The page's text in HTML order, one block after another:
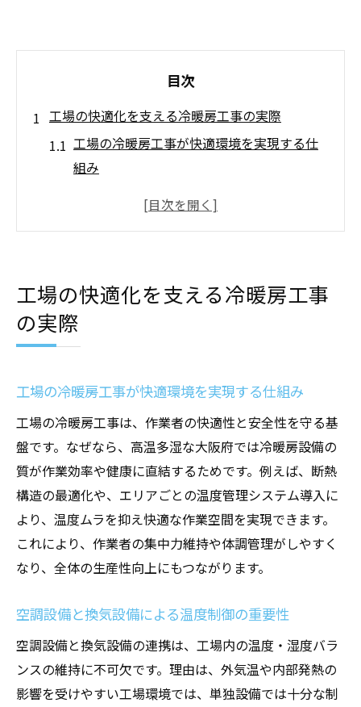
目次
工場の快適化を支える冷暖房工事の実際
工場の冷暖房工事が快適環境を実現する仕
組み
空調設備と換気設備による温度制御の重要
冷暖房工事と換気設備の連携で省エネを実
現
工場の空調設備選びと快適性向上の秘訣
空調設備と換気設備の最新動向を解説
最新の工場用空調設備がもたらす効率化
換気設備の進化と工場環境への影響
冷暖房工事の新技術が店舗設計に与える効
果
工場の空調設備で注目すべき省エネ機能
効率的な換気設備導入のポイント解説
法
店舗設計に活かす効率的な空調システム
店舗設計と工場空調設備の最適な組み合わ
せ
工場の快適化を支える冷暖房工事
の実際
工場の冷暖房工事が快適環境を実現する仕組み
工場の冷暖房工事は、作業者の快適性と安全性を守る基
盤です。なぜなら、高温多湿な大阪府では冷暖房設備の
質が作業効率や健康に直結するためです。例えば、断熱
構造の最適化や、エリアごとの温度管理システム導入に
より、温度ムラを抑え快適な作業空間を実現できます。
これにより、作業者の集中力維持や体調管理がしやすく
なり、全体の生産性向上にもつながります。
空調設備と換気設備による温度制御の重要性
空調設備と換気設備の連携は、工場内の温度・湿度バラ
ンスの維持に不可欠です。理由は、外気温や内部発熱の
影響を受けやすい工場環境では、単独設備では十分な制